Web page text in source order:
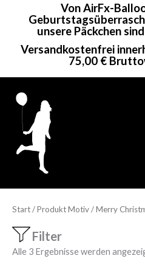
Von AirFx-
unsere Päckchen
Versandkostenfrei
75,00 €
Start/ Produkt Motiv / Merry
Filter
Alle 3 Ergebnisse werden